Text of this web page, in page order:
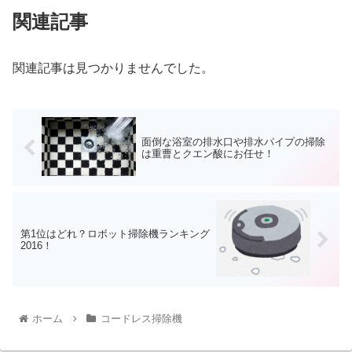
関連記事
関連記事は見つかりませんでした。
面倒な浴室の排水口や排水パイプの掃除
は重曹とクエン酸にお任せ！
第1位はどれ？ロボット掃除機ランキング
2016！
ホーム コードレス掃除機